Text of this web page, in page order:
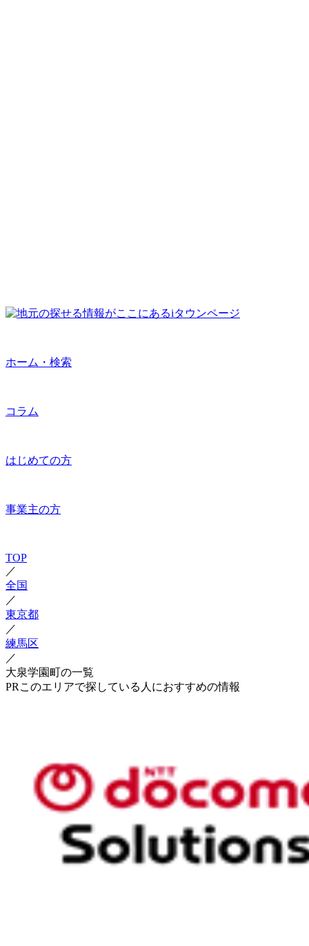
ホーム・検索
コラム
はじめての方
事業主の方
TOP
／
全国
／
東京都
／
練馬区
／
大泉学園町の一覧
PR このエリアで探している人におすすめの情報